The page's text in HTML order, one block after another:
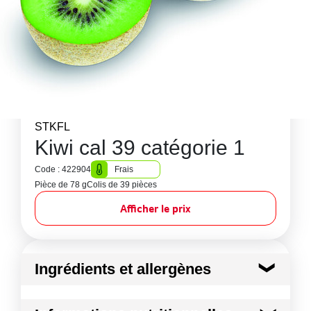
STKFL
Kiwi cal 39 catégorie 1
Code : 422904
Frais
Pièce de 78 gColis de 39 pièces
Afficher le prix
Ingrédients et allergènes